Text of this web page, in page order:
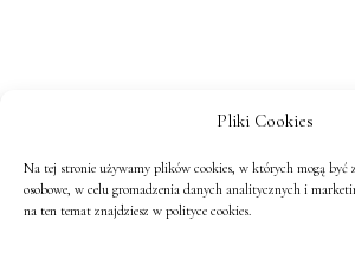
Pliki Cookies
Na tej stronie używamy plików cookies, w których mogą być
osobowe, w celu gromadzenia danych analitycznych i
na ten temat znajdziesz w polityce cookies.